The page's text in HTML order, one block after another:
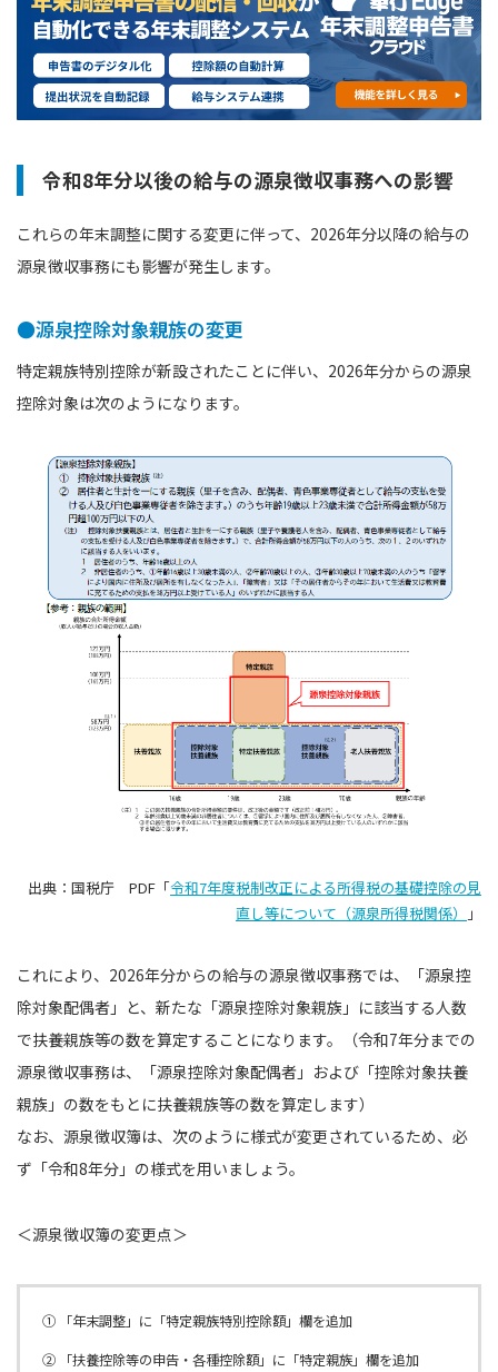
令和8年分以後の給与の源泉徴収事務への影響
これらの年末調整に関する変更に伴って、2026年分以降の給与の
源泉徴収事務にも影響が発生します。
●源泉控除対象親族の変更
特定親族特別控除が新設されたことに伴い、2026年分からの源泉
控除対象は次のようになります。
出典：国税庁 PDF「令和7年度税制改正による所得税の基礎控除の見
直し等について（源泉所得税関係）
」
これにより、2026年分からの給与の源泉徴収事務では、「源泉控
除対象配偶者」と、新たな「源泉控除対象親族」に該当する人数
で扶養親族等の数を算定することになります。（令和7年分までの
源泉徴収事務は、「源泉控除対象配偶者」および「控除対象扶養
親族」の数をもとに扶養親族等の数を算定します）
なお、源泉徴収簿は、次のように様式が変更されているため、必
ず「令和8年分」の様式を用いましょう。
＜源泉徴収簿の変更点＞
① 「年末調整」に「特定親族特別控除額」欄を追加
② 「扶養控除等の申告・各種控除額」に「特定親族」欄を追加